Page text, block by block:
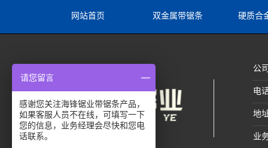
网站首页 双金属带锯条 硬质合
公
电
地
业
请您留言
感谢您关注海锋锯业带锯条产品，
如果客服人员不在线，可填写一下
您的信息，业务经理会尽快和您电
话联系。